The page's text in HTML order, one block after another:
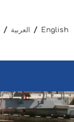
/ العربية / English